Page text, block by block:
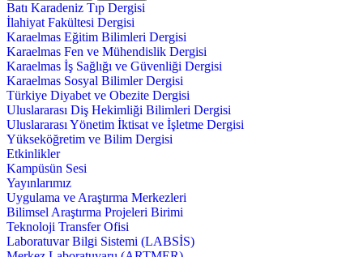
Batı Karadeniz Tıp Dergisi
İlahiyat Fakültesi Dergisi
Karaelmas Eğitim Bilimleri Dergisi
Karaelmas Fen ve Mühendislik Dergisi
Karaelmas İş Sağlığı ve Güvenliği Dergisi
Karaelmas Sosyal Bilimler Dergisi
Türkiye Diyabet ve Obezite Dergisi
Uluslararası Diş Hekimliği Bilimleri Dergisi
Uluslararası Yönetim İktisat ve İşletme Dergisi
Yükseköğretim ve Bilim Dergisi
Etkinlikler
Kampüsün Sesi
Yayınlarımız
Uygulama ve Araştırma Merkezleri
Bilimsel Araştırma Projeleri Birimi
Teknoloji Transfer Ofisi
Laboratuvar Bilgi Sistemi (LABSİS)